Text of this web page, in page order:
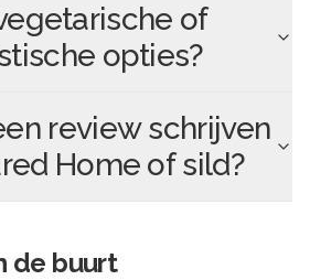
of
opties?
review schrijven
Home of sild?
de buurt